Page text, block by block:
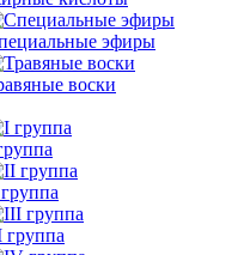
эфиры
воски
группа